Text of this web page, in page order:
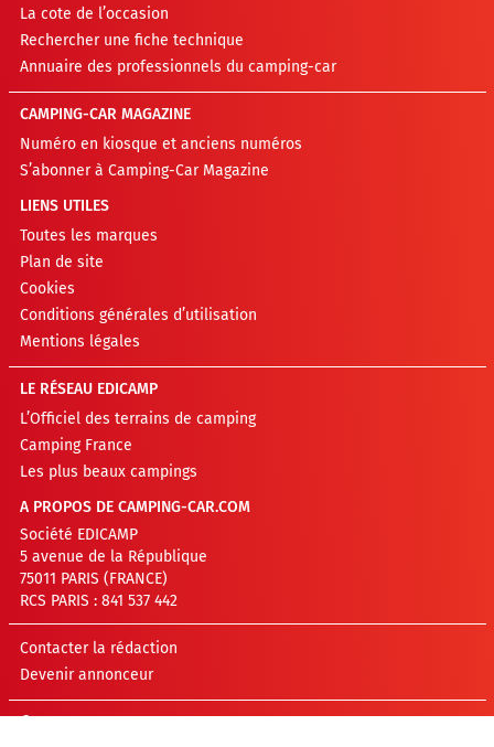
La cote de l’occasion
Rechercher une fiche technique
Annuaire des professionnels du camping-car
CAMPING-CAR MAGAZINE
Numéro en kiosque et anciens numéros
S’abonner à Camping-Car Magazine
LIENS UTILES
Toutes les marques
Plan de site
Cookies
Conditions générales d’utilisation
Mentions légales
LE RÉSEAU EDICAMP
L’Officiel des terrains de camping
Camping France
Les plus beaux campings
A PROPOS DE CAMPING-CAR.COM
Société EDICAMP
5 avenue de la République
75011 PARIS (FRANCE)
RCS PARIS : 841 537 442
Contacter la rédaction
Devenir annonceur
©EDICAMP 2026